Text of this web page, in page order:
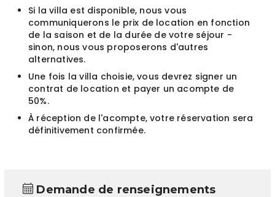
Si la villa est disponible, nous vous
communiquerons le prix de location en fonction
de la saison et de la durée de votre séjour -
sinon, nous vous proposerons d'autres
alternatives.
Une fois la villa choisie, vous devrez signer un
contrat de location et payer un acompte de
50%.
À réception de l'acompte, votre réservation sera
définitivement confirmée.
Demande de renseignements